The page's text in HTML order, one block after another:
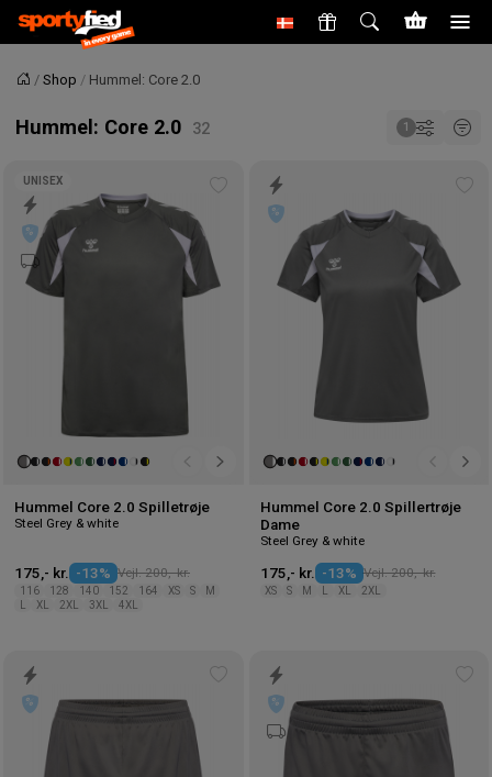
Forside
Shop Hummel: Core 2.0
Hummel: Core 2.0
ønskeliste
UNISEX
Hummel Core 2.0 Spilletrøje
Steel Grey & white
175,- kr. -13% Vejl. 200,- kr.
116 128 140 152 164 XS S
M
XL 2XL 3XL 4XL
Hummel Core 2.0 Spillertrøje
Dame
Steel Grey & white
175,- kr. -13% Vejl. 200,- kr.
XS S M XL 2XL
ønskeliste